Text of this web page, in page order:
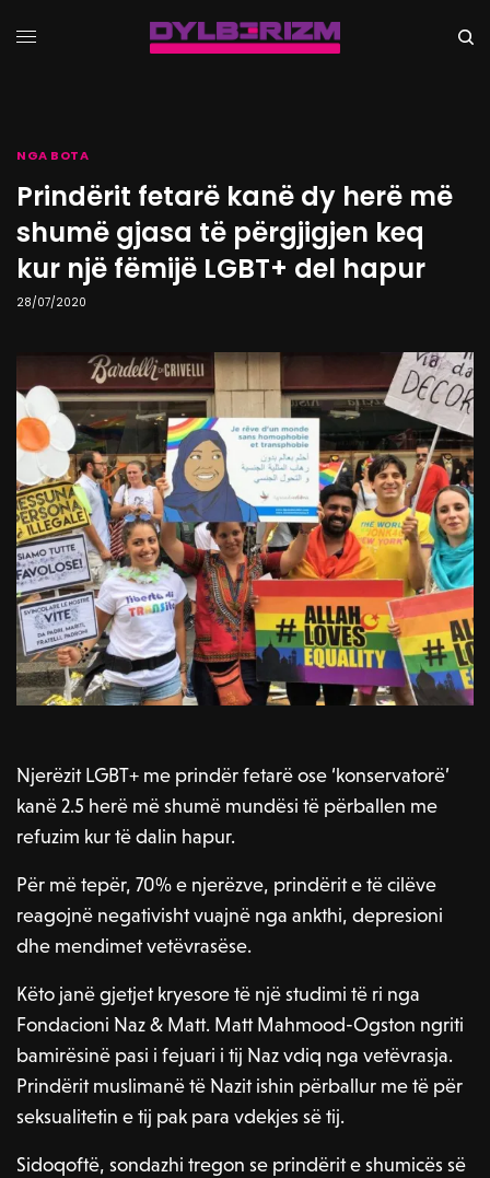
NGA BOTA
Prindërit fetarë kanë dy herë më
shumë gjasa të përgjigjen keq
kur një fëmijë LGBT+ del hapur
28/07/2020
Njerëzit LGBT+ me prindër fetarë ose ‘konservatorë’
kanë 2.5 herë më shumë mundësi të përballen me
refuzim kur të dalin hapur.
Për më tepër, 70% e njerëzve, prindërit e të cilëve
reagojnë negativisht vuajnë nga ankthi, depresioni
dhe mendimet vetëvrasëse.
Këto janë gjetjet kryesore të një studimi të ri nga
Fondacioni Naz & Matt. Matt Mahmood-Ogston ngriti
bamirësinë pasi i fejuari i tij Naz vdiq nga vetëvrasja.
Prindërit muslimanë të Nazit ishin përballur me të për
seksualitetin e tij pak para vdekjes së tij.
Sidoqoftë, sondazhi tregon se prindërit e shumicës së